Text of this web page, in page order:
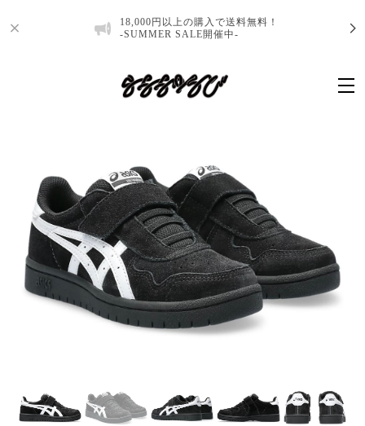
18,000円以上の購入で送料無料！
-SUMMER SALE開催中-